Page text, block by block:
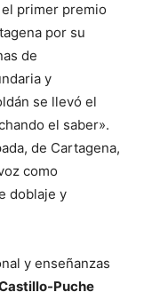
primer premio
por su
de
y
se llevó el
el saber».
de Cartagena,
como
doblaje y
y enseñanzas
Puche